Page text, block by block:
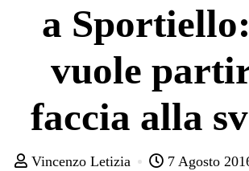
a
vuole
faccia alla
Vincenzo Letizia 7 Agosto